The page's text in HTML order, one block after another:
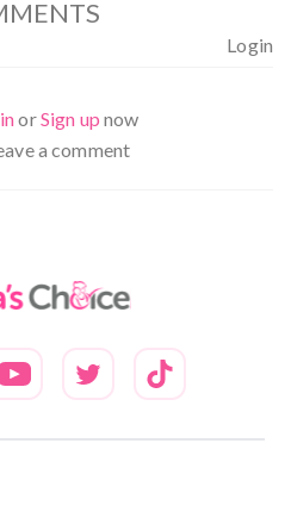
Login
orSign up now
a comment